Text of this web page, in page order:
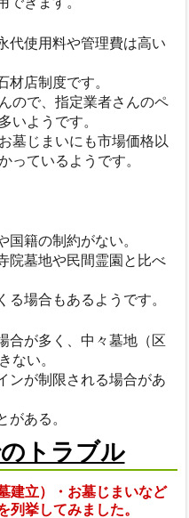
代使用料や管理費は高い
材店制度です。
ので、指定業者さんのペ
いようです。
墓じまいにも市場価格以
っているようです。
国籍の制約がない。
院墓地や民間霊園と比べ
る場合もあるようです。
合が多く、中々墓地（区
ない。
ンが制限される場合があ
がある。
トラブル
建立）・お墓じまいなど
列挙してみました。